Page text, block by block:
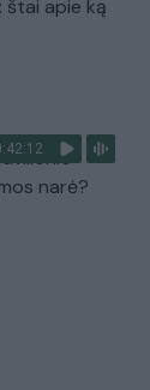
apie ką
narė?